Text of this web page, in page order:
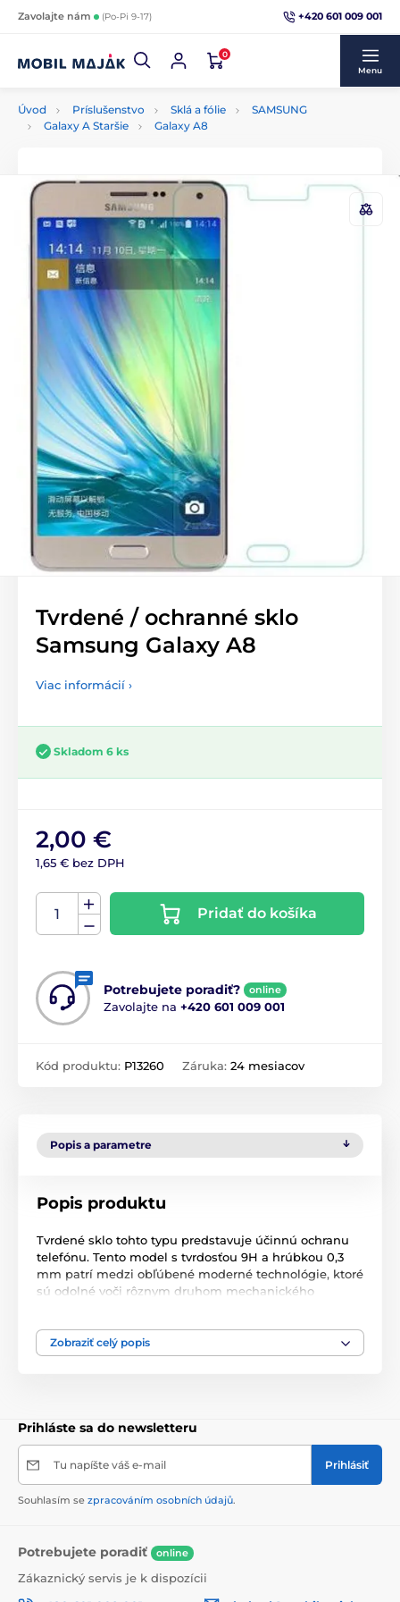
Zavolajte nám (Po-Pi 9-17) +420 601 009 001
0
Menu
Úvod Príslušenstvo Sklá a fólie
SAMSUNG
Galaxy A Staršie
Galaxy A8
Tvrdené / ochranné sklo
Samsung Galaxy A8
Viac informácií ›
Skladom 6 ks
2,00 €
1,65 € bez DPH
Pridať do košíka
Potrebujete poradiť? online
Zavolajte na +420 601 009 001
Kód produktu: P13260 Záruka: 24 mesiacov
Popis a parametre
Popis produktu
Tvrdené sklo tohto typu predstavuje účinnú ochranu
telefónu. Tento model s tvrdosťou 9H a hrúbkou 0,3
mm patrí medzi obľúbené moderné technológie, ktoré
sú odolné voči rôznym druhom mechanického
Tento typ ochranného skla priľne celým svojím
citlivosť obrazovky na dotyk. Povlak na olejovej báze
tiež zabraňuje zanechávaniu odtlačkov prstov.
Súčasťou balenia je príslušenstvo na jednoduchú
aplikáciu.
Zobraziť celý popis
Prihláste sa do newsletteru
Tu napíšte váš e-mail Prihlásiť
Souhlasím se zpracováním osobních údajů.
Potrebujete poradiť online
Zákaznický servis je k dispozícii